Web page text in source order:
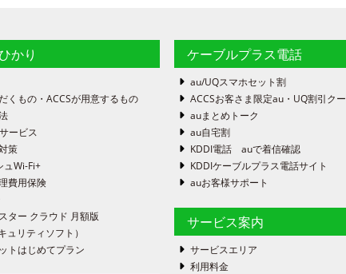
かり
くもの・ACCSが用意するもの
ービス
策
ュWi-Fi+
費用保険
ター クラウド 月額版
ュリティソフト）
トはじめてプラン
ケーブルプラス電話
au/UQスマホセット割
ACCSお客さま限定au・UQ割引ク
auまとめトーク
au自宅割
KDDI電話 auで着信確認
KDDIケーブルプラス電話サイト
auお客様サポート
サービス案内
サービスエリア
利用料金